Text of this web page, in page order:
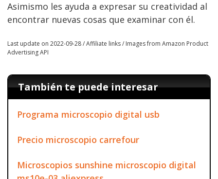
Asimismo les ayuda a expresar su creatividad al
encontrar nuevas cosas que examinar con él.
Last update on 2022-09-28 / Affiliate links / Images from Amazon Product
Advertising API
También te puede interesar
Programa microscopio digital usb
Precio microscopio carrefour
Microscopios sunshine microscopio digital